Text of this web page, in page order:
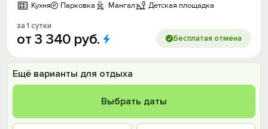
Кухня
Парковка Мангал Детская площадка
за 1 сутки
от3 340 руб. Бесплатая отмена
Ещё варианты для отдыха
Выбрать даты